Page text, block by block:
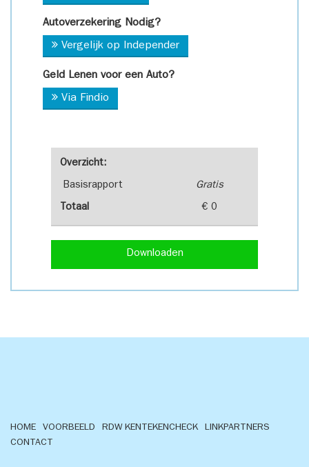
Overzicht:
Basisrapport Gratis
Totaal € 0
Downloaden
Autoverzekering Nodig?
Vergelijk op Independer
Geld Lenen voor een Auto?
Via Findio
HOME VOORBEELD RDW KENTEKENCHECK
LINKPARTNERS
CONTACT